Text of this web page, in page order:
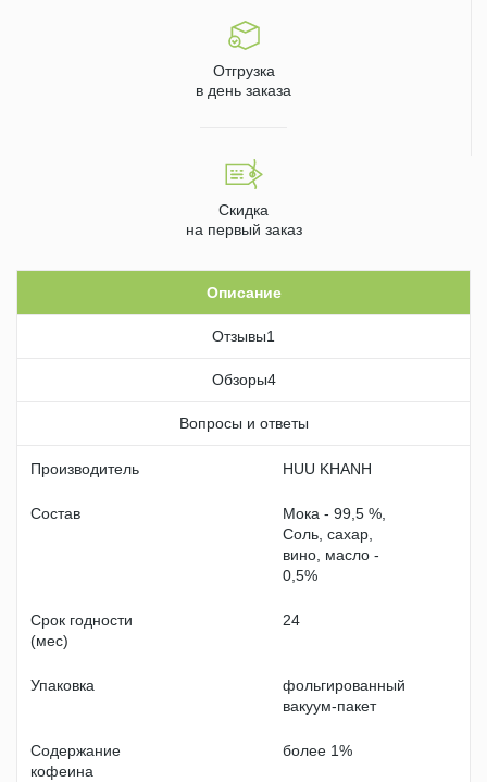
Отгрузка
в день заказа
Скидка
на первый заказ
Описание
Отзывы1
Обзоры4
Вопросы и ответы
Производитель HUU KHANH
Состав
Мока - 99,5 %,
Соль, сахар,
вино, масло -
0,5%
Срок годности
(мес)
24
Упаковка
фольгированный
вакуум-пакет
Содержание
кофеина
более 1%